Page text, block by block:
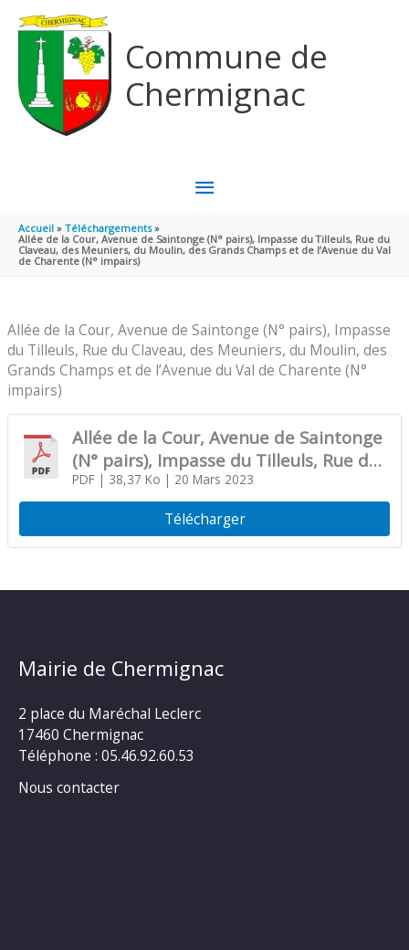
Commune de
Chermignac
MENU
PRINCIPAL
Accueil
Téléchargements
Allée de la Cour, Avenue de Saintonge (N° pairs), Impasse du Tilleuls, Rue du
Claveau, des Meuniers, du Moulin, des Grands Champs et de l’Avenue du Val
de Charente (N° impairs)
Allée de la Cour, Avenue de Saintonge (N° pairs), Impasse
du Tilleuls, Rue du Claveau, des Meuniers, du Moulin, des
Grands Champs et de l’Avenue du Val de Charente (N°
impairs)
Allée de la Cour, Avenue de Saintonge
(N° pairs), Impasse du Tilleuls, Rue du
Claveau, des Meuniers, du Moulin, des
Grands Champs et de l’Avenue du Val
de Charente (N° impairs)
PDF| 38,37 Ko | 20 Mars 2023
Télécharger
Mairie de Chermignac
2 place du Maréchal Leclerc
17460 Chermignac
Téléphone : 05.46.92.60.53
Nous contacter